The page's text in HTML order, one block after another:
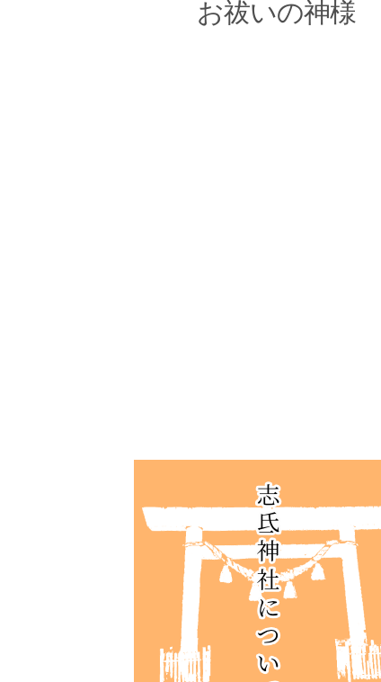
お祓いの神様